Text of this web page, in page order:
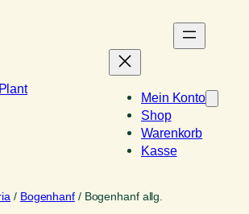
Mein Konto
Shop
Warenkorb
Kasse
/ Bogenhanf/ Bogenhanf allg.